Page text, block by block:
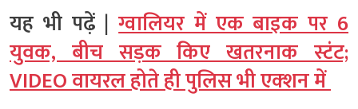
यह भी पढ़ें |ग्वालियर में एक बाइक पर 6
युवक, बीच सड़क किए खतरनाक स्टंट;
VIDEO वायरल होते ही पुलिस भी एक्‍शन में